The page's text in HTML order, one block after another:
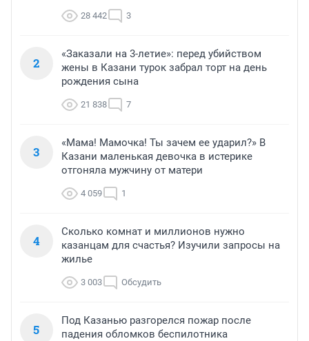
28 442 3
2
«Заказали на 3-летие»: перед убийством
жены в Казани турок забрал торт на день
рождения сына
21 838 7
3
«Мама! Мамочка! Ты зачем ее ударил?» В
Казани маленькая девочка в истерике
отгоняла мужчину от матери
4 059 1
4
Сколько комнат и миллионов нужно
казанцам для счастья? Изучили запросы на
жилье
3 003 Обсудить
5
Под Казанью разгорелся пожар после
падения обломков беспилотника